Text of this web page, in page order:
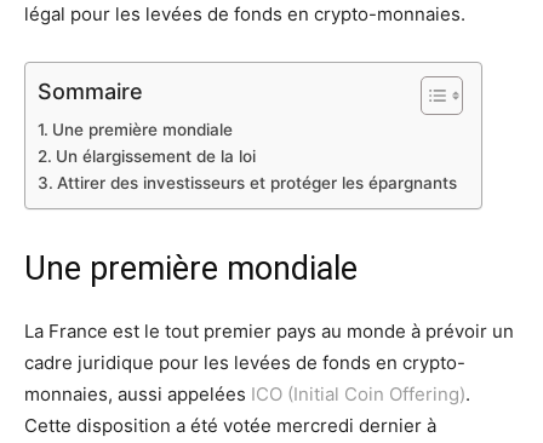
légal pour les levées de fonds en crypto-monnaies.
Sommaire
Une première mondiale
Un élargissement de la loi
Attirer des investisseurs et protéger les épargnants
Une première mondiale
La France est le tout premier pays au monde à prévoir un
cadre juridique pour les levées de fonds en crypto-
monnaies, aussi appelées ICO (Initial Coin Offering).
Cette disposition a été votée mercredi dernier à